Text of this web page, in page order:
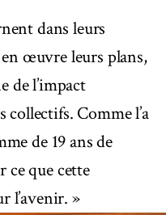
dans leurs
œuvre leurs plans,
de l’impact
Comme l’a
de 19 ans de
ce que cette
l’avenir. »